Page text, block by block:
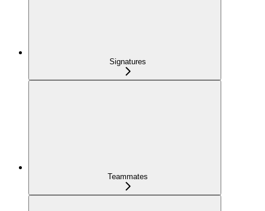
Signatures
Teammates